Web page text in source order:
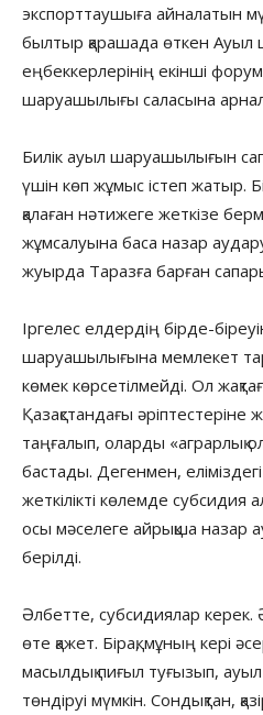
экспорттаушыға айналатын
былтыр қарашада өткен
еңбеккерлерінің екінші
шаруашылығы саласына
Билік ауыл шаруашылығын
үшін көп жұмыс істеп жатыр.
қалаған нәтижеге жеткізе
жұмсалуына баса назар
жуырда Таразға барған
Іргелес елдердің бірде-
шаруашылығына мемлекет
көмек көрсетілмейді. Ол
Қазақстандағы әріптестеріне
таңғалып, оларды «аграрлық
бастады. Дегенмен,
жеткілікті көлемде субсидия
осы мәселеге айрықша назар
берілді.
Әлбетте, субсидиялар керек.
өте қажет. Бірақ, мұның кері
масылдық пиғыл туғызып,
төндіруі мүмкін. Сондықтан,